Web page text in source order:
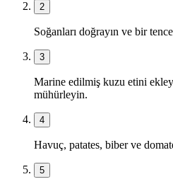
2
Soğanları doğrayın ve bir
3
Marine edilmiş kuzu etini
mühürleyin.
4
Havuç, patates, biber ve
5